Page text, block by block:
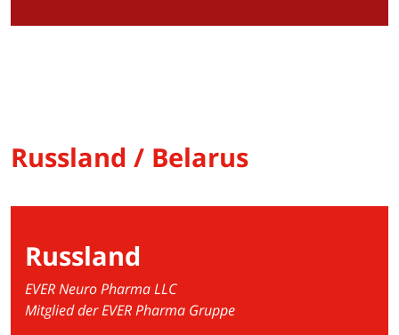
Russland / Belarus
Russland
EVER Neuro Pharma LLC
Mitglied der EVER Pharma Gruppe